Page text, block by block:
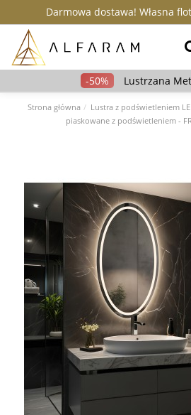
Darmowa dostawa! Własna
Lustrzana
Strona główna Lustra z podświetleniem
piaskowane z podświetleniem -